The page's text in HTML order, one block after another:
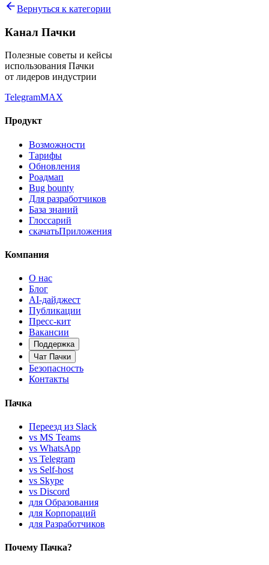
Вернуться к категории
Канал Пачки
Полезные советы и кейсы
использования Пачки
от лидеров индустрии
TelegramMAX
Продукт
Возможности
Тарифы
Обновления
Роадмап
Bug bounty
Для разработчиков
База знаний
Глоссарий
скачатьПриложения
Компания
О нас
Блог
AI-дайджест
Публикации
Пресс-кит
Вакансии
Поддержка
Чат Пачки
Безопасность
Контакты
Пачка
Переезд из Slack
vs MS Teams
vs WhatsApp
vs Telegram
vs Self-host
vs Skype
vs Discord
для Образования
для Корпораций
для Разработчиков
Почему Пачка?